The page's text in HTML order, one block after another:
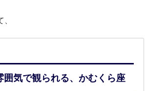
囲気で観られる、かむくら座